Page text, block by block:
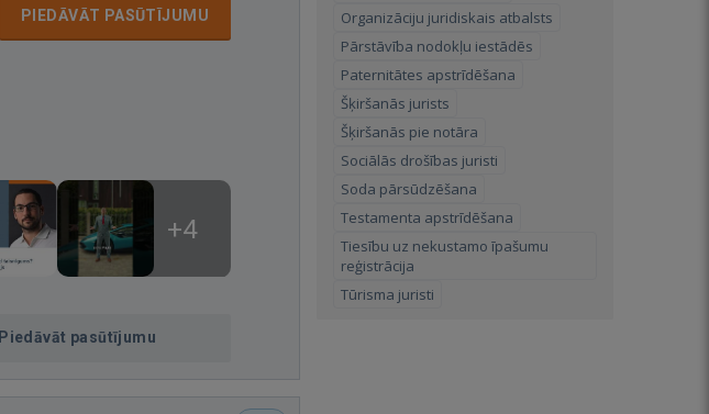
PIEDĀVĀT PASŪTĪJUMU
+4
Piedāvāt pasūtījumu
Organizāciju juridiskais atbalsts
Pārstāvība nodokļu iestādēs
Paternitātes apstrīdēšana
Šķiršanās jurists
Šķiršanās pie notāra
Sociālās drošības juristi
Soda pārsūdzēšana
Testamenta apstrīdēšana
Tiesību uz nekustamo īpašumu
reģistrācija
Tūrisma juristi